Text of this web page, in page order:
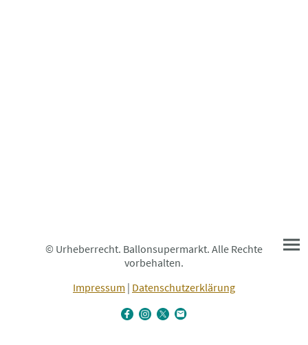
© Urheberrecht. Ballonsupermarkt. Alle Rechte
vorbehalten.
Impressum | Datenschutzerklärung